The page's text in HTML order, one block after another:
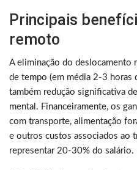
Principais
remoto
A eliminação do deslocamento
de tempo (em média 2-3 horas
também redução significativa
mental. Financeiramente, os
com transporte, alimentação
e outros custos associados ao
representar 20-30% do salário.